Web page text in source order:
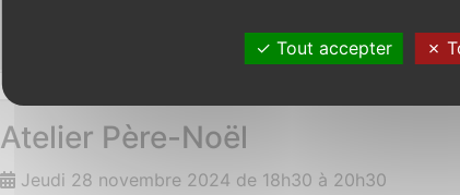
Atelier Père-Noël
Jeudi 28 novembre 2024 de 18h30 à 20h30
Tout accepter